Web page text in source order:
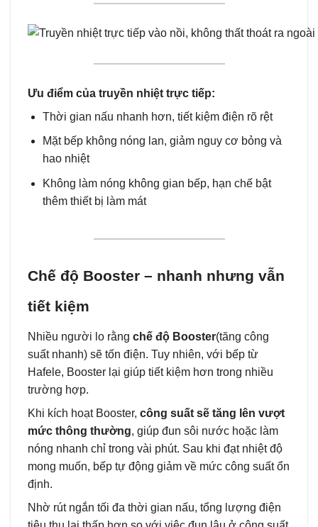
Ưu điểm của truyền nhiệt trực tiếp:
Thời gian nấu nhanh hơn, tiết kiệm điện rõ rệt
Mặt bếp không nóng lan, giảm nguy cơ bỏng và
hao nhiệt
Không làm nóng không gian bếp, hạn chế bật
thêm thiết bị làm mát
Chế độ Booster – nhanh nhưng vẫn
tiết kiệm
Nhiều người lo rằng chế độ Booster(tăng công
suất nhanh) sẽ tốn điện. Tuy nhiên, với bếp từ
Hafele, Booster lại giúp tiết kiệm hơn trong nhiều
trường hợp.
Khi kích hoạt Booster, công suất sẽ tăng lên vượt
mức thông thường, giúp đun sôi nước hoặc làm
nóng nhanh chỉ trong vài phút. Sau khi đạt nhiệt độ
mong muốn, bếp tự động giảm về mức công suất ổn
định.
Nhờ rút ngắn tối đa thời gian nấu, tổng lượng điện